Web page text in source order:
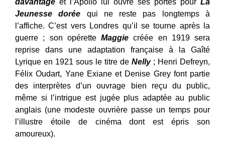
Jeunesse dorée qui ne reste pas longtemps à
l’affiche. C’est vers Londres qu’il se tourne après la
guerre ; son opérette Maggie créée en 1919 sera
reprise dans une adaptation française à la Gaîté
Lyrique en 1921 sous le titre de Nelly ; Henri Defreyn,
Félix Oudart, Yane Exiane et Denise Grey font partie
des interprètes d’un ouvrage bien reçu du public,
même si l’intrigue est jugée plus adaptée au public
anglais (une modeste ouvrière passe un temps pour
l’illustre étoile de cinéma dont est épris son
amoureux).